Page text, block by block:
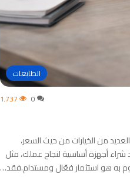
الطابعات
0 1٬737
من الخيارات من حيث السعر،
شراء أجهزة أساسية لنجاح عملك، مثل
تقوم به هو استثمار فعّال ومستدام.فقد…